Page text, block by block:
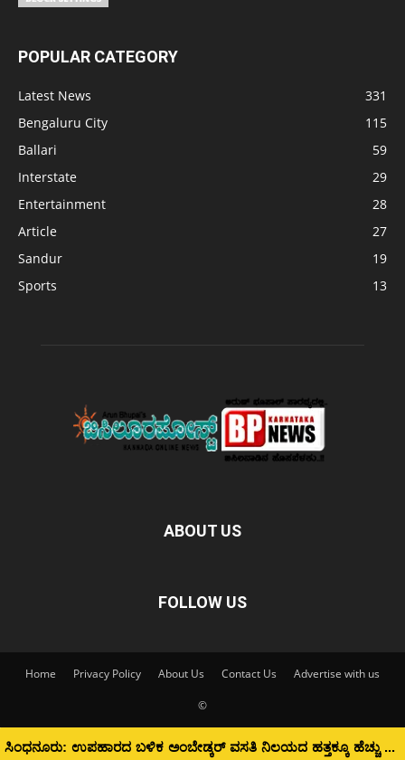
POPULAR CATEGORY
Latest News
331
Bengaluru City
115
Ballari
59
Interstate
29
Entertainment
28
Article
27
Sandur
19
Sports
13
ABOUT US
FOLLOW US
Home Privacy Policy About Us Contact Us Advertise with us
©
ಸಿಂಧನೂರು: ಉಪಹಾರದ ಬಳಿಕ ಅಂಬೇಡ್ಕರ್ ವಸತಿ ನಿಲಯದ ಹತ್ತಕ್ಕೂ ಹೆಚ್ಚು ವಿದ್ಯಾರ್ಥಿನಿಯರು ಅಸ್ವಸ್ಥ; ಆಸ್ಪತ್ರೆಗೆ ದಾಖಲು...